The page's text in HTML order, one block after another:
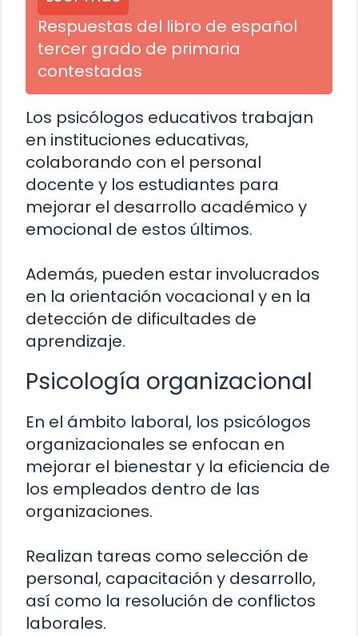
Respuestas del libro de español
tercer grado de primaria
contestadas
Los psicólogos educativos trabajan
en instituciones educativas,
colaborando con el personal
docente y los estudiantes para
mejorar el desarrollo académico y
emocional de estos últimos.
Además, pueden estar involucrados
en la orientación vocacional y en la
detección de dificultades de
aprendizaje.
Psicología organizacional
En el ámbito laboral, los psicólogos
organizacionales se enfocan en
mejorar el bienestar y la eficiencia de
los empleados dentro de las
organizaciones.
Realizan tareas como selección de
personal, capacitación y desarrollo,
así como la resolución de conflictos
laborales.